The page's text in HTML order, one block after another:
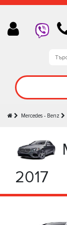
Mercedes - Benz
2017